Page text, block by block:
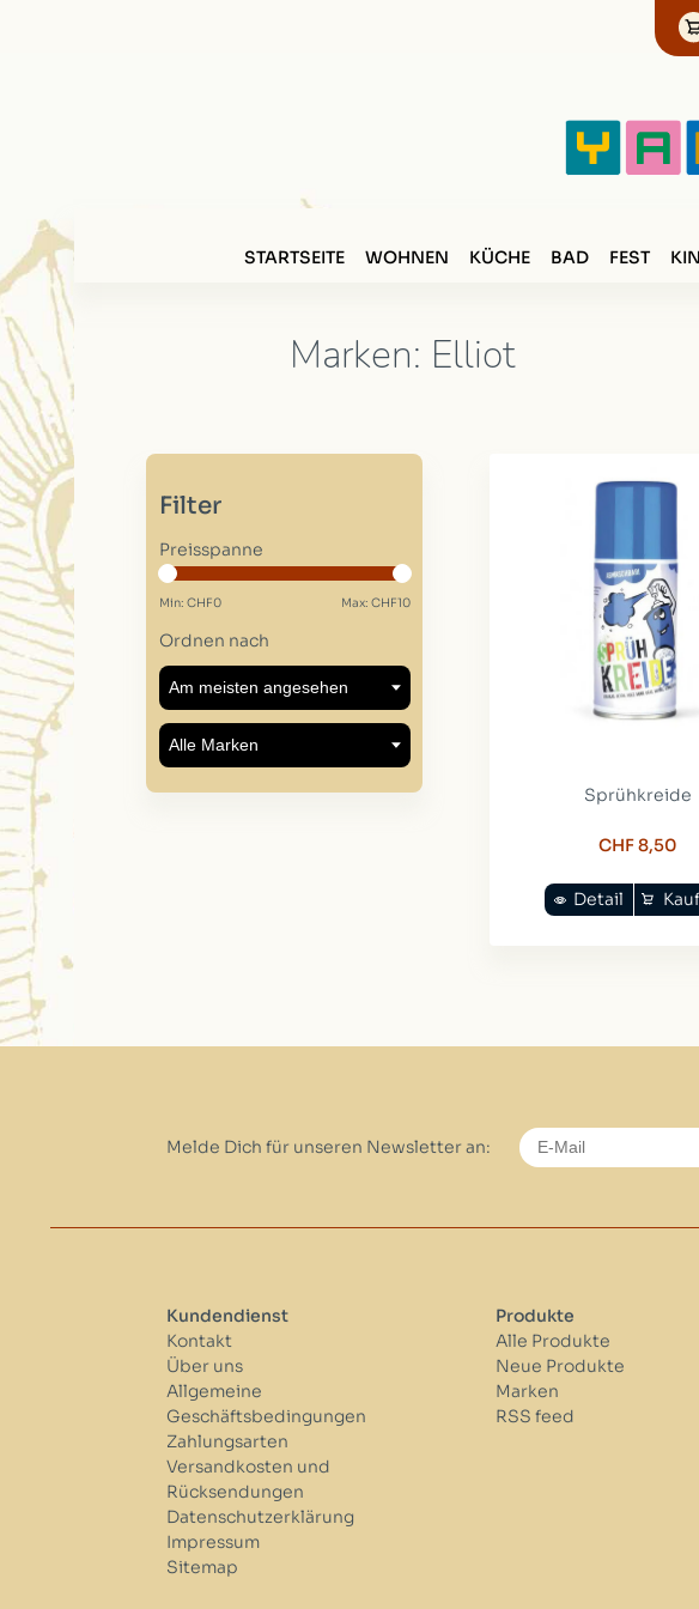
STARTSEITE WOHNEN KÜCHE BAD FEST
Marken: Elliot
Filter
Preisspanne
Min: CHF0 Max: CHF10
Ordnen nach
Sprühkreide
CHF 8,50
Detail
Melde Dich für unseren Newsletter an:
Kundendienst
Kontakt
Über uns
Allgemeine
Geschäftsbedingungen
Zahlungsarten
Versandkosten und
Rücksendungen
Datenschutzerklärung
Impressum
Sitemap
Produkte
Alle Produkte
Neue Produkte
Marken
RSS feed